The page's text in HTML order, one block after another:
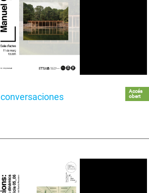
Accés
obert